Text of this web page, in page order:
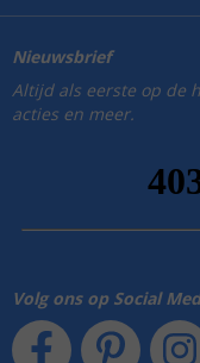
Nieuwsbrief
Altijd als eerste op de
acties en meer.
Volg ons op Social